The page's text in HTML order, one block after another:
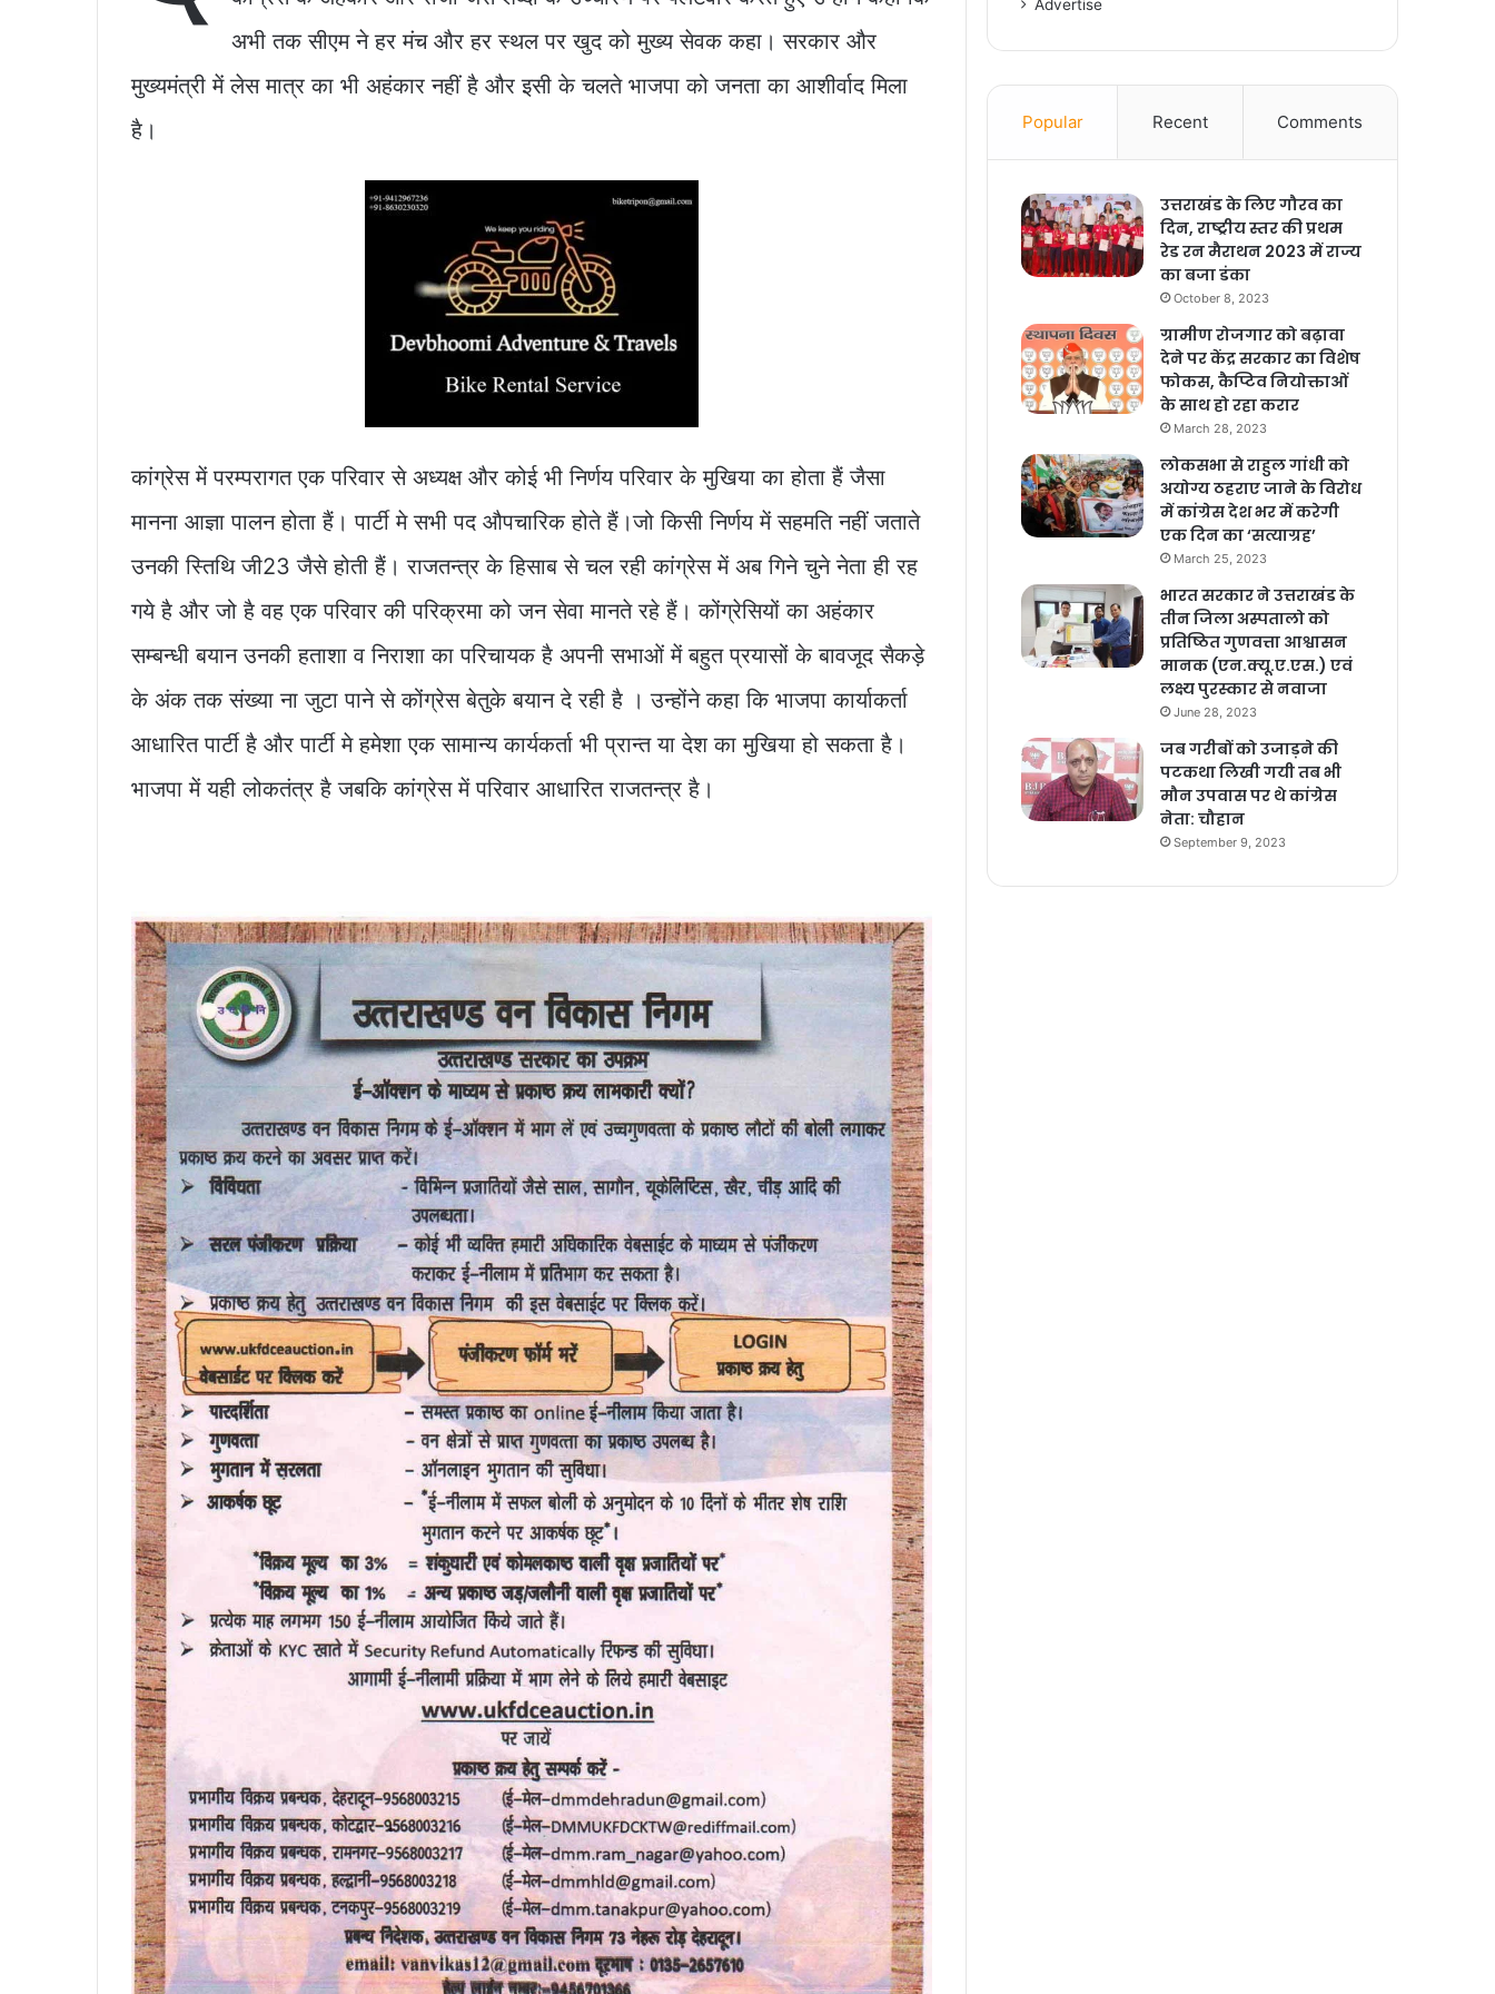
o
k
p
p
n
k
अभी तक सीएम ने हर मंच और हर स्थल पर खुद को मुख्य सेवक कहा। सरकार और
मुख्यमंत्री में लेस मात्र का भी अहंकार नहीं है और इसी के चलते भाजपा को जनता का आशीर्वाद मिला
है।
कांग्रेस में परम्परागत एक परिवार से अध्यक्ष और कोई भी निर्णय परिवार के मुखिया का होता हैं जैसा
मानना आज्ञा पालन होता हैं। पार्टी मे सभी पद औपचारिक होते हैं।जो किसी निर्णय में सहमति नहीं जताते
उनकी स्तिथि जी23 जैसे होती हैं। राजतन्त्र के हिसाब से चल रही कांग्रेस में अब गिने चुने नेता ही रह
गये है और जो है वह एक परिवार की परिक्रमा को जन सेवा मानते रहे हैं। कोंग्रेसियों का अहंकार
सम्बन्धी बयान उनकी हताशा व निराशा का परिचायक है अपनी सभाओं में बहुत प्रयासों के बावजूद सैकड़े
के अंक तक संख्या ना जुटा पाने से कोंग्रेस बेतुके बयान दे रही है । उन्होंने कहा कि भाजपा कार्याकर्ता
आधारित पार्टी है और पार्टी मे हमेशा एक सामान्य कार्यकर्ता भी प्रान्त या देश का मुखिया हो सकता है।
भाजपा में यही लोकतंत्र है जबकि कांग्रेस में परिवार आधारित राजतन्त्र है।
Advertise
Popular Recent Comments
उत्तराखंड के लिए गौरव का
दिन, राष्ट्रीय स्तर की प्रथम
रेड रन मैराथन 2023 में राज्य
का बजा डंका
October 8, 2023
ग्रामीण रोजगार को बढ़ावा
देने पर केंद्र सरकार का विशेष
फोकस, कैप्टिव नियोक्ताओं
के साथ हो रहा करार
March 28, 2023
लोकसभा से राहुल गांधी को
अयोग्य ठहराए जाने के विरोध
में कांग्रेस देश भर में करेगी
एक दिन का ‘सत्याग्रह’
March 25, 2023
भारत सरकार ने उत्तराखंड के
तीन जिला अस्पतालो को
प्रतिष्ठित गुणवत्ता आश्वासन
मानक (एन.क्यू.ए.एस.) एवं
लक्ष्य पुरस्कार से नवाजा
June 28, 2023
जब गरीबों को उजाड़ने की
पटकथा लिखी गयी तब भी
मौन उपवास पर थे कांग्रेस
नेता: चौहान
September 9, 2023